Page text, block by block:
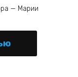
— Марии